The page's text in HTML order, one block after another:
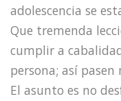
adolescencia se
Que tremenda
cumplir a
persona; así
El asunto es no